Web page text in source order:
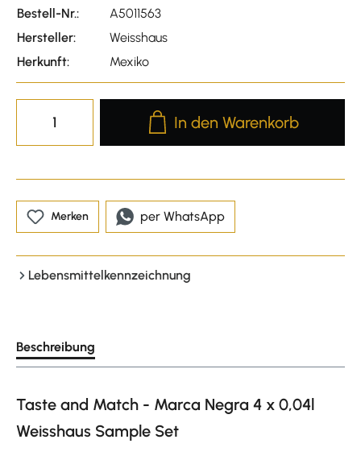
Bestell-Nr.:
A5011563
Hersteller:
Weisshaus
Herkunft:
Mexiko
Produkt Anzahl: Gib den
In den Warenkorb
Merken per WhatsApp
Lebensmittelkennzeichnung
Beschreibung
Taste and Match - Marca Negra 4 x 0,04l
Weisshaus Sample Set